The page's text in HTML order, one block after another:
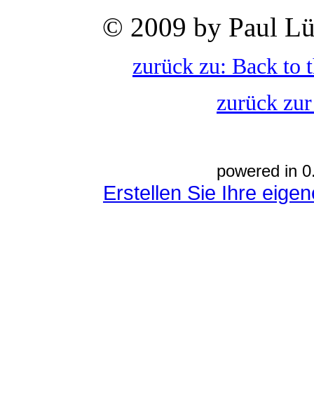
© 2009 by Paul
zurück zu: Back to
zurück
powered in
Erstellen Sie Ihre